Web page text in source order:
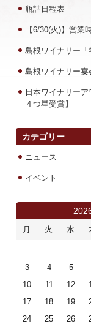
瓶詰日程表
【6/30(火)】営業
島根ワイナリー「
島根ワイナリー宴
日本ワイナリー
４つ星受賞】
カテゴリー
ニュース
イベント
月 火 水
3
4 5
10
11 12
17
18 19
24
25 26